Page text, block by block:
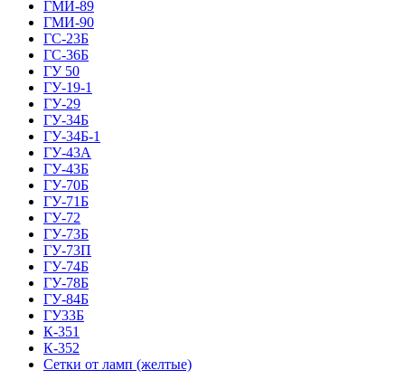
ГМИ-89
ГМИ-90
ГС-23Б
ГС-36Б
ГУ 50
ГУ-19-1
ГУ-29
ГУ-34Б
ГУ-34Б-1
ГУ-43А
ГУ-43Б
ГУ-70Б
ГУ-71Б
ГУ-72
ГУ-73Б
ГУ-73П
ГУ-74Б
ГУ-78Б
ГУ-84Б
ГУ33Б
К-351
К-352
Сетки от ламп (желтые)